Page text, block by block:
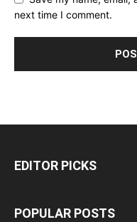
next time I comment.
EDITOR PICKS
POPULAR POSTS